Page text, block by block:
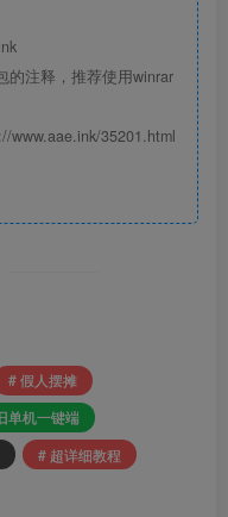
的注释，推荐使用winrar
www.aae.ink/35201.html
# 假人摆摊
单机一键端
# 超详细教程